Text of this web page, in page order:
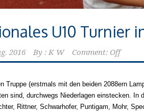
U10 Turnier
2016 By : K W Comment: Off
Truppe (erstmals mit den beiden 2088ern
sind, durchwegs Niederlagen einstecken. In
Rittner, Schwarhofer, Puntigam, Mohr,